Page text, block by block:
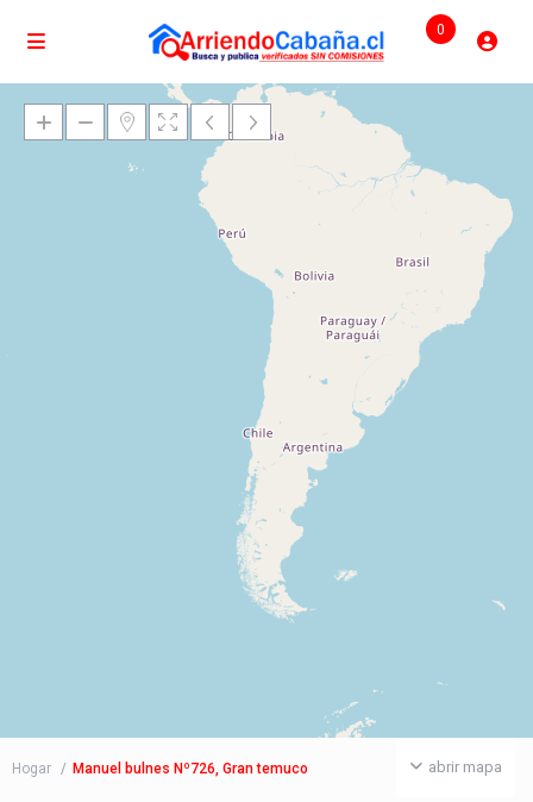
0
Cargando mapas
abrir mapa
Hogar Manuel bulnes Nº726, Gran temuco